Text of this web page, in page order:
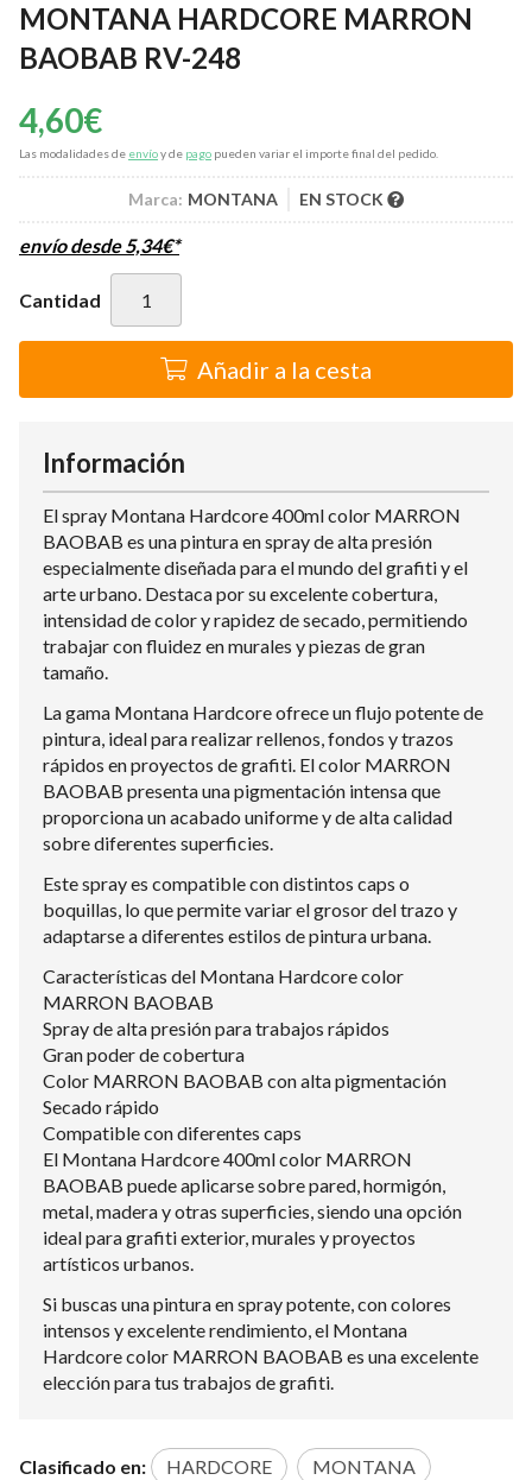
MONTANA HARDCORE MARRON
BAOBAB RV-248
4,60€
Las modalidades de envíoy de pago pueden variar el importe final del pedido.
Marca: MONTANA EN STOCK
envío desde5,34€*
Cantidad
Añadir a la cesta
Información
El spray Montana Hardcore 400ml color MARRON
BAOBAB es una pintura en spray de alta presión
especialmente diseñada para el mundo del grafiti y el
arte urbano. Destaca por su excelente cobertura,
intensidad de color y rapidez de secado, permitiendo
trabajar con fluidez en murales y piezas de gran
tamaño.
La gama Montana Hardcore ofrece un flujo potente de
pintura, ideal para realizar rellenos, fondos y trazos
rápidos en proyectos de grafiti. El color MARRON
BAOBAB presenta una pigmentación intensa que
proporciona un acabado uniforme y de alta calidad
sobre diferentes superficies.
Este spray es compatible con distintos caps o
boquillas, lo que permite variar el grosor del trazo y
adaptarse a diferentes estilos de pintura urbana.
Características del Montana Hardcore color
MARRON BAOBAB
Spray de alta presión para trabajos rápidos
Gran poder de cobertura
Color MARRON BAOBAB con alta pigmentación
Secado rápido
Compatible con diferentes caps
El Montana Hardcore 400ml color MARRON
BAOBAB puede aplicarse sobre pared, hormigón,
metal, madera y otras superficies, siendo una opción
ideal para grafiti exterior, murales y proyectos
artísticos urbanos.
Si buscas una pintura en spray potente, con colores
intensos y excelente rendimiento, el Montana
Hardcore color MARRON BAOBAB es una excelente
elección para tus trabajos de grafiti.
Clasificado en: HARDCORE MONTANA